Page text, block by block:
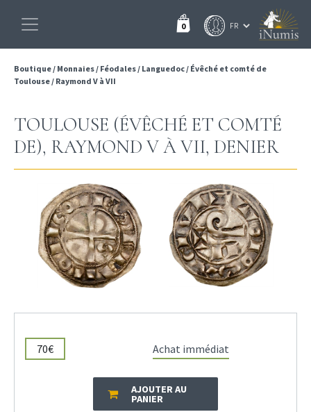
0
Boutique/ Monnaies/ Féodales/ Languedoc/ Évêché et comté de
Toulouse/ Raymond V à VII
TOULOUSE (ÉVÊCHÉ ET COMTÉ
DE), RAYMOND V À VII, DENIER
70€ Achat immédiat
AJOUTER AU
PANIER